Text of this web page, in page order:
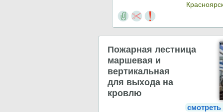
Пожарная лестница
маршевая и
вертикальная
для выхода на
кровлю
смотреть